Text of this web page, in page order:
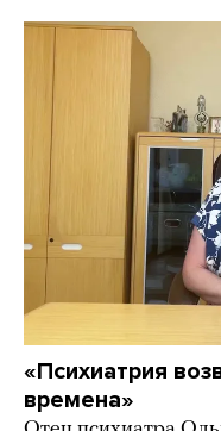
«Психиатрия
времена»